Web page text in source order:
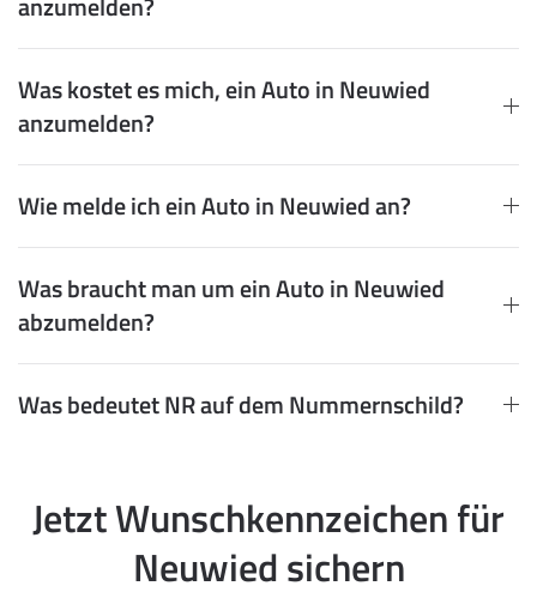
Was kostet es mich, ein Auto in Neuwied
anzumelden?
Wie melde ich ein Auto in Neuwied an?
Was braucht man um ein Auto in Neuwied
abzumelden?
Was bedeutet NR auf dem Nummernschild?
Jetzt Wunschkennzeichen für
Neuwied sichern